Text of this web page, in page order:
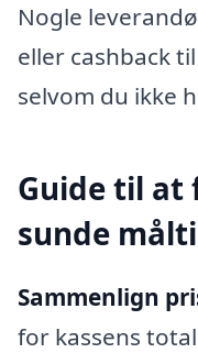
Nogle
eller cashback
selvom du ikke
Guide til at
sunde
Sammenlign
for kassens